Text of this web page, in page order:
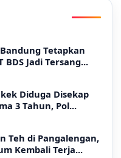
Tetapkan
Jadi Tersang...
Diduga Disekap
3 Tahun, Pol...
Teh di Pangalengan,
Kembali Terja...